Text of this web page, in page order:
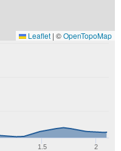
Leaflet | ©OpenTopoMap
1.5 2